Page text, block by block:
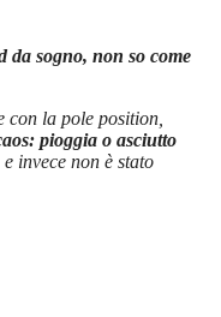
da sogno, non so come
con la pole position,
pioggia o asciutto
invece non è stato